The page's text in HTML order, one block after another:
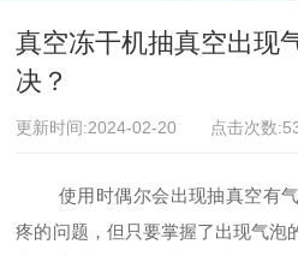
真空冻干机抽真空出现
决？
更新时间:2024-02-20 点击次数
使用时偶尔会出现抽真空有气
疼的问题，但只要掌握了出现气泡